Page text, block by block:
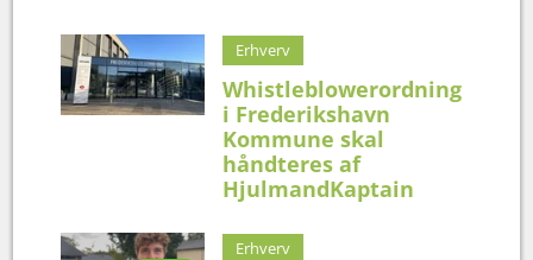
Erhverv
Whistleblowerordning
i Frederikshavn
Kommune skal
håndteres af
HjulmandKaptain
Erhverv